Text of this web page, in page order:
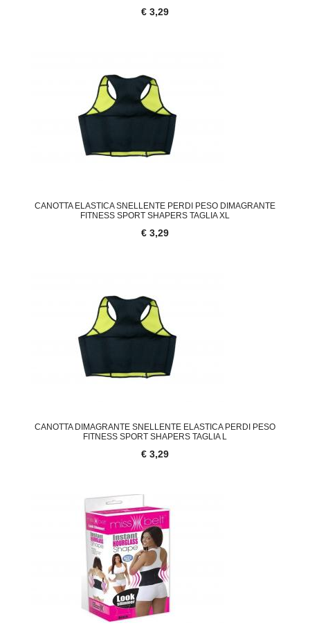
€ 3,29
CANOTTA ELASTICA SNELLENTE PERDI PESO DIMAGRANTE
FITNESS SPORT SHAPERS TAGLIA XL
€ 3,29
CANOTTA DIMAGRANTE SNELLENTE ELASTICA PERDI PESO
FITNESS SPORT SHAPERS TAGLIA L
€ 3,29